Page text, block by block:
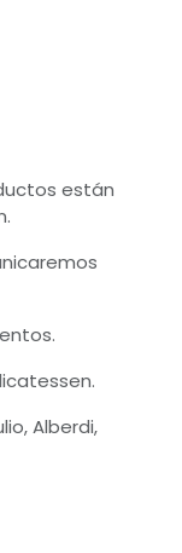
están
Alberdi,